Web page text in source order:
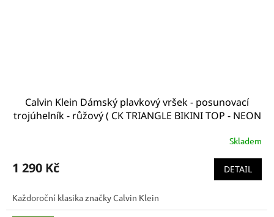
Calvin Klein Dámský plavkový vršek - posunovací
trojúhelník - růžový ( CK TRIANGLE BIKINI TOP - NEON
Skladem
1 290 Kč DETAIL
Každoroční klasika značky Calvin Klein